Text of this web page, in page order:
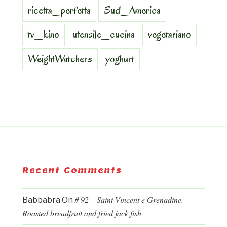
ricetta_perfetta
Sud_America
tv_kino
utensile_cucina
vegetariano
WeightWatchers
yoghurt
Recent Comments
Babbabra On # 92 – Saint Vincent e Grenadine.
Roasted breadfruit and fried jack fish